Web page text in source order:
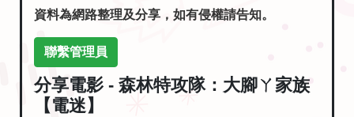
資料為網路整理及分享，如有侵權請告知。
聯繫管理員
分享電影 - 森林特攻隊：大腳ㄚ家族
【電迷】